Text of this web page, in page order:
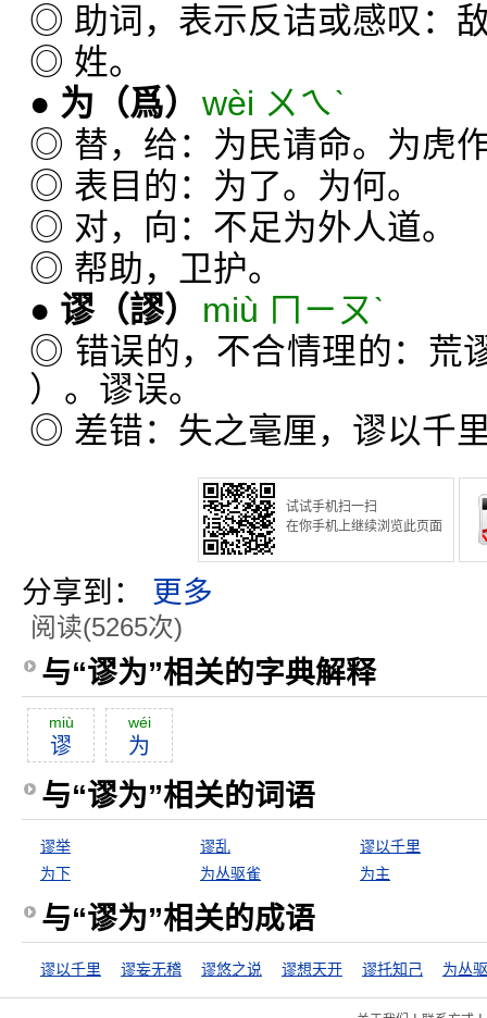
◎ 助词，表示反诘或感叹：
◎ 姓。
● 为 （爲） wèi ㄨㄟˋ
◎ 替，给：为民请命。为虎
◎ 表目的：为了。为何。
◎ 对，向：不足为外人道。
◎ 帮助，卫护。
● 谬（謬）
miù ㄇㄧㄡˋ
◎ 错误的，不合情理的：荒
）。谬误。
◎ 差错：失之毫厘，谬以千
试试手机扫一扫
在你手机上继续浏览此页面
分享到： 更多
阅读(5265次)
与“谬为”相关的字典解释
miù
谬
wéi
为
与“谬为”相关的词语
谬举 谬乱
谬以千里
为下
为丛驱雀 为主
与“谬为”相关的成语
谬以千里 谬妄无稽 谬悠之说 谬想天开 谬托知己 为丛